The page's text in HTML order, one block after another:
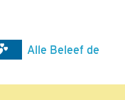
Alle Beleef de